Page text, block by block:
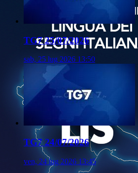
TG7 25/07/2026
sab, 25 lug 2026 13:50
TG7 24/07/2026
ven, 24 lug 2026 13:45